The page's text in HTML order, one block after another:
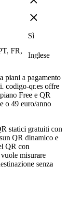
Sì
FR,
Inglese
piani a pagamento
codigo-qr.es offre
Free e QR
o 49 euro/anno
statici gratuiti con
QR dinamico e
QR con
misurare
senza